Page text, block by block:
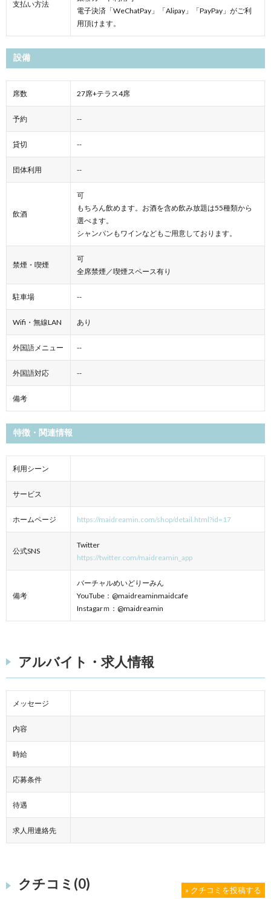
支払い方法
電子決済「WeChatPay」「Alipay」「PayPay」がご利
用頂けます。
設備
席数 27席+テラス4席
予約 --
貸切 --
団体利用 --
飲酒
可
もちろん飲めます。お酒を含め飲み放題は55種類から
選べます。
シャンパンもワインなどもご用意しております。
禁煙・喫煙
可
全席禁煙／喫煙スペース有り
駐車場 --
Wifi・無線LAN あり
外国語メニュー --
外国語対応 --
備考
特徴・関連情報
利用シーン
サービス
ホームページ https://maidreamin.com/shop/detail.html?id=17
公式SNS
Twitter
https://twitter.com/maidreamin_app
備考
バーチャルめいどりーみん
YouTube：@maidreaminmaidcafe
Instagarｍ：@maidreamin
アルバイト・求人情報
メッセージ
内容
時給
応募条件
待遇
求人用連絡先
クチコミ(0) » クチコミを投稿する